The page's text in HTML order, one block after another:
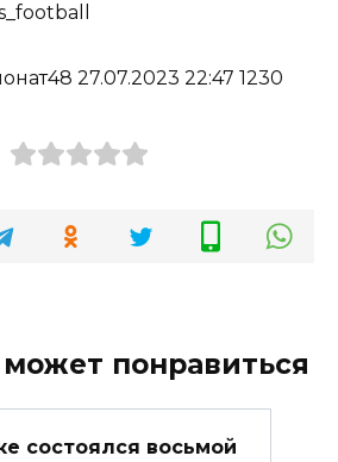
27.07.2023 22:47 1230
понравиться
состоялся восьмой